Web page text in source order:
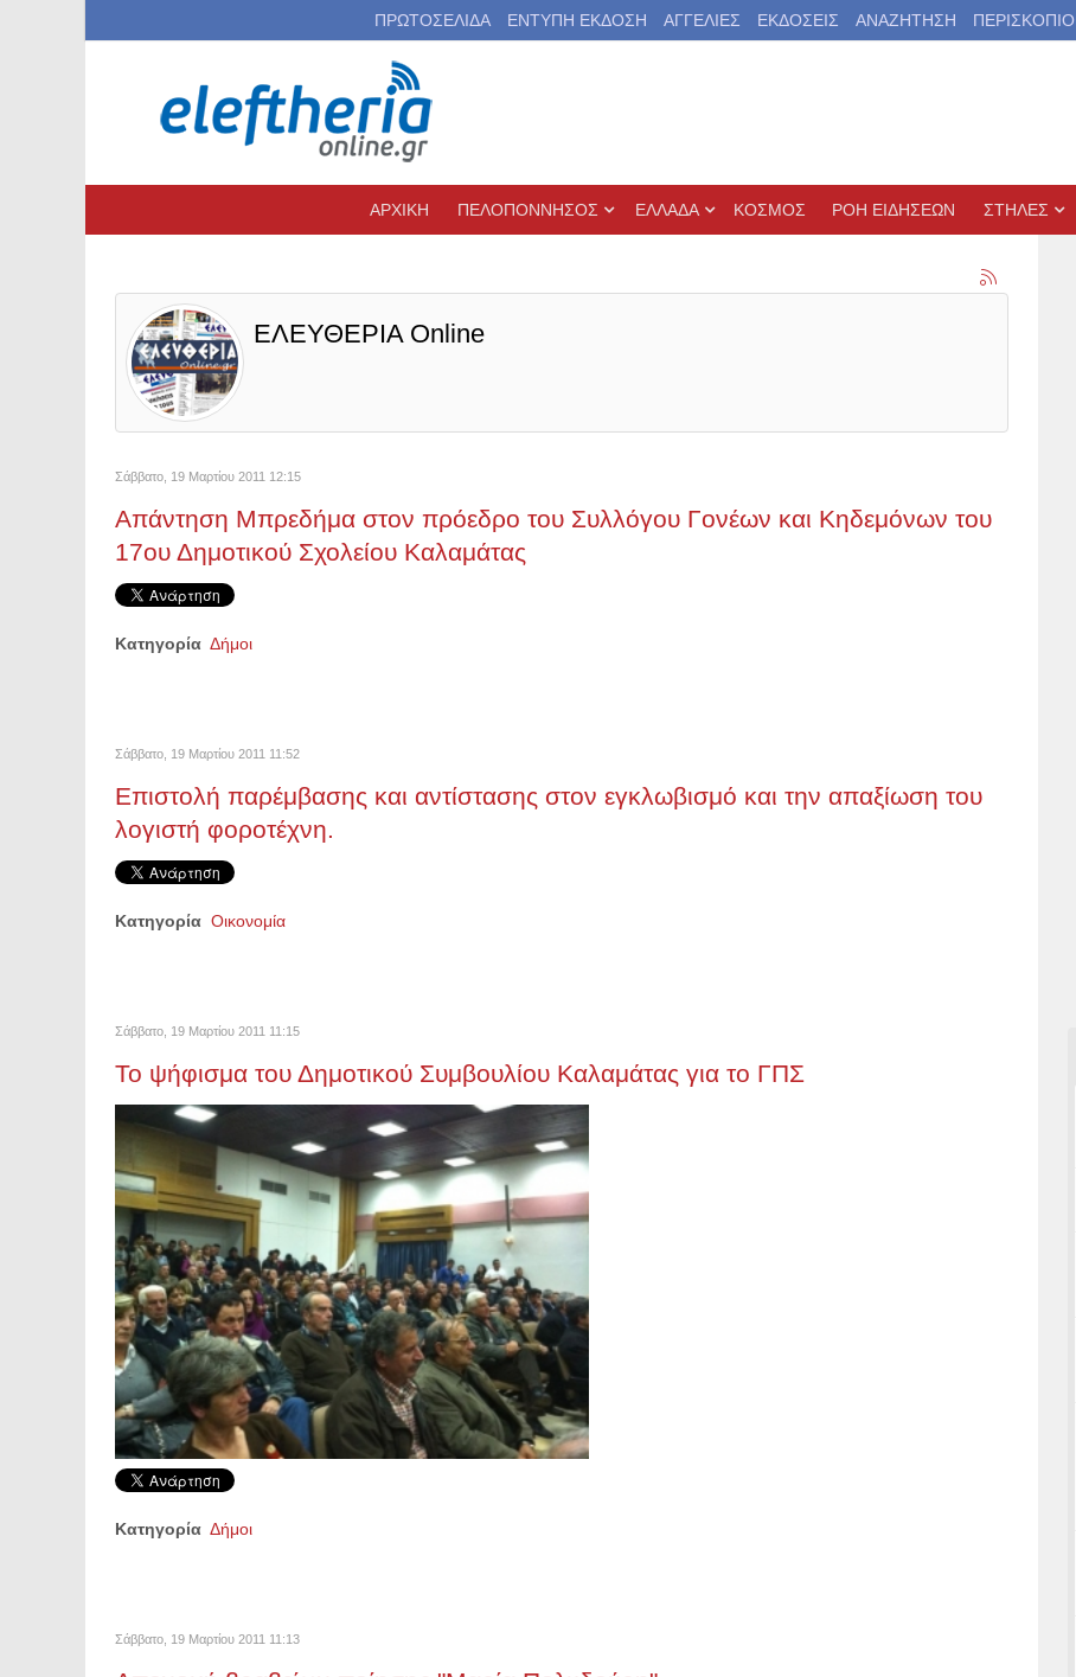
ΠΡΩΤΟΣΕΛΙΔΑ ΕΝΤΥΠΗ ΕΚΔΟΣΗ ΑΓΓΕΛΙΕΣ ΕΚΔΟΣΕΙΣ ΑΝΑΖΗΤΗΣΗ ΠΕΡΙΣΚΟΠΙΟ
ΑΡΧΙΚΗ ΠΕΛΟΠΟΝΝΗΣΟΣ ΕΛΛΑΔΑ ΚΟΣΜΟΣ ΡΟΗ ΕΙΔΗΣΕΩΝ ΣΤΗΛΕΣ
ΕΛΕΥΘΕΡΙΑ Online
Σάββατο, 19 Μαρτίου 2011 12:15
Απάντηση Μπρεδήμα στον πρόεδρο του Συλλόγου Γονέων και Κηδεμόνων του
17ου Δημοτικού Σχολείου Καλαμάτας
Κατηγορία Δήμοι
Σάββατο, 19 Μαρτίου 2011 11:52
Επιστολή παρέμβασης και αντίστασης στον εγκλωβισμό και την απαξίωση του
λογιστή φοροτέχνη.
Κατηγορία Οικονομία
Σάββατο, 19 Μαρτίου 2011 11:15
Το ψήφισμα του Δημοτικού Συμβουλίου Καλαμάτας για το ΓΠΣ
Κατηγορία Δήμοι
Σάββατο, 19 Μαρτίου 2011 11:13